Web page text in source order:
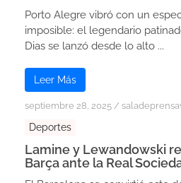
Porto Alegre vibró con un
imposible: el legendario
Dias se lanzó desde lo alto ...
Leer Más
septiembre 28, 2025 /
Deportes
Lamine y Lewandowski
Barça ante la Real